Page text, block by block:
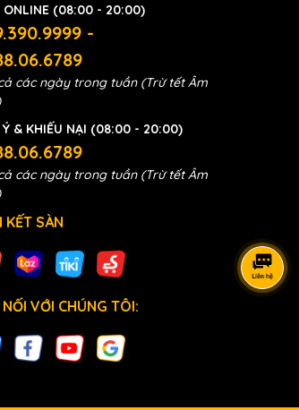
ONLINE (08:00 - 20:00)
-
các ngày trong tuần (Trừ tết Âm
Ý & KHIẾU NẠI (08:00 - 20:00)
các ngày trong tuần (Trừ tết Âm
KẾT SÀN
NỐI VỚI CHÚNG TÔI: